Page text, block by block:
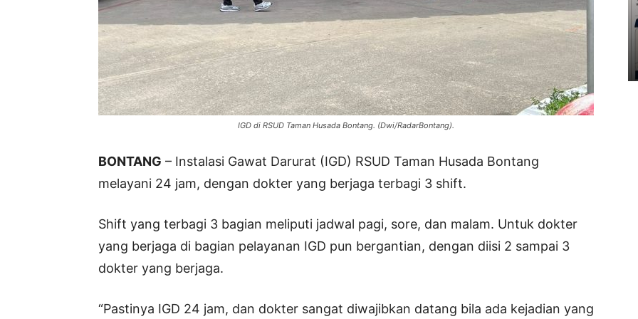
IGD di RSUD Taman Husada Bontang. (Dwi/RadarBontang).
BONTANG – Instalasi Gawat Darurat (IGD) RSUD Taman Husada Bontang
melayani 24 jam, dengan dokter yang berjaga terbagi 3 shift.
Shift yang terbagi 3 bagian meliputi jadwal pagi, sore, dan malam. Untuk dokter
yang berjaga di bagian pelayanan IGD pun bergantian, dengan diisi 2 sampai 3
dokter yang berjaga.
“Pastinya IGD 24 jam, dan dokter sangat diwajibkan datang bila ada kejadian yang